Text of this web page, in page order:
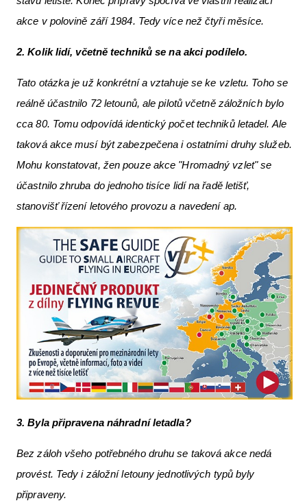
akce v polovině září 1984. Tedy více než čtyři měsíce.
2. Kolik lidí, včetně techniků se na akci podílelo.
Tato otázka je už konkrétní a vztahuje se ke vzletu. Toho se
reálně účastnilo 72 letounů, ale pilotů včetně záložních bylo
cca 80. Tomu odpovídá identický počet techniků letadel. Ale
taková akce musí být zabezpečena i ostatními druhy služeb.
Mohu konstatovat, žen pouze akce "Hromadný vzlet" se
účastnilo zhruba do jednoho tisíce lidí na řadě letišť,
stanovišť řízení letového provozu a navedení ap.
3. Byla připravena náhradní letadla?
Bez záloh všeho potřebného druhu se taková akce nedá
provést. Tedy i záložní letouny jednotlivých typů byly
připraveny.